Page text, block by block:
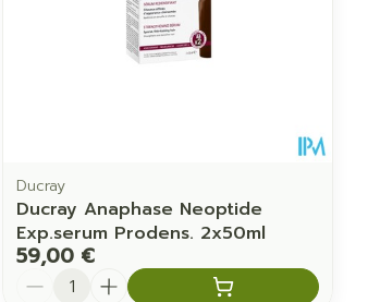
Ducray
Ducray Anaphase Neoptide
Exp.serum Prodens. 2x50ml
59,00 €
Quantité